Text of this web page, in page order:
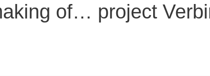
of… project